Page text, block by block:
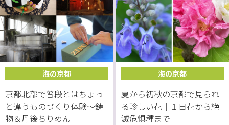
海の京都
京都北部で普段とはちょっ
と違うものづくり体験〜鋳
物＆丹後ちりめん
海の京都
夏から初秋の京都で見られ
る珍しい花｜１日花から絶
滅危惧種まで